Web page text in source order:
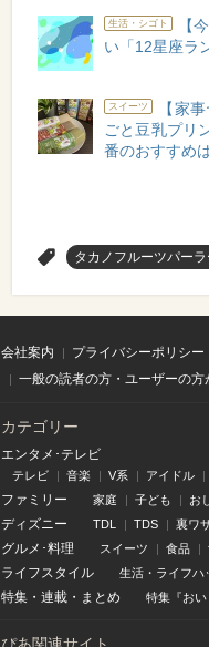
生活・シゴト
【
い「12星座ラ
スイーツ
【家
ごと豆乳プリ
番のおすすめ
タカノフルーツパーラ
会社案内 プライバシーポリシー
一般の読者の方・ユーザーの
カテゴリー
エンタメ･テレビ
テレビ 音楽 V系 アイドル
ファミリー 家庭 子ども お
ディズニー TDL TDS 裏ワ
グルメ･料理 スイーツ 食品
ライフスタイル 生活・ライフハ
特集 ・ 連載 ・ まとめ 特集『おい